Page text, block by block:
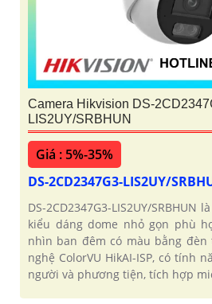
Camera Hikvision DS-
LIS2UY/SRBHUN
Giá : 5%-35%
DS-2CD2347G3-LIS2UY/
DS-2CD2347G3-LIS2UY/
kiểu dáng dome nhỏ gọn phù
nhìn ban đêm có màu bằng
nghệ ColorVU HikAI-ISP, có tính
người và phương tiện, tích hợp